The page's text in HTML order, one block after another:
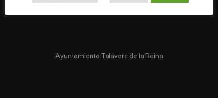
Ayuntamiento Talavera de la Reina